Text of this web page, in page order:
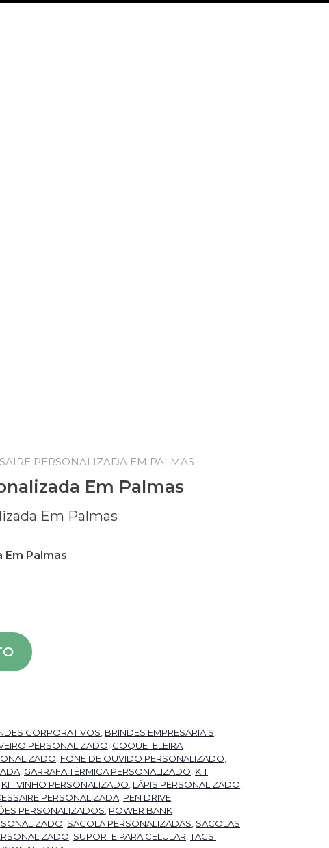
PERSONALIZADA EM PALMAS
Em Palmas
Palmas
Palmas quantidade
CORPORATIVOS BRINDES EMPRESARIAIS
PERSONALIZADO COQUETELEIRA
FONE DE OUVIDO PERSONALIZADO
GARRAFA TÉRMICA PERSONALIZADO KIT
KIT VINHO PERSONALIZADO LÁPIS PERSONALIZADO
PERSONALIZADA PEN DRIVE
PERSONALIZADOS POWER BANK
SACOLA PERSONALIZADAS SACOLAS
SUPORTE PARA CELULAR ,TAGS: